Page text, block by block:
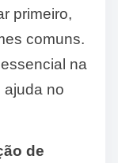
primeiro,
comuns.
na
ajuda no
de